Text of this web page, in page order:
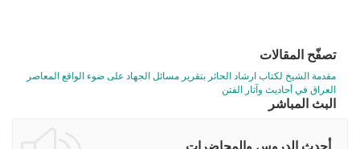
تصفّح المقالات
مقدمة الشيخ لكتاب ارشاد الحائر بتقرير مسائل الجهاد على ضوء الواقع المعاصر
العراق في أحاديث وآثار الفتن
البث المباشر
أحدث الدروس والمحاضرات